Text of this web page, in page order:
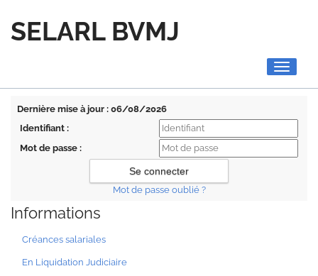
SELARL BVMJ
Toggle
Dernière mise à jour : 06/08/2026
Identifiant :
Mot de passe :
Mot de passe oublié ?
Informations
Créances salariales
En Liquidation Judiciaire